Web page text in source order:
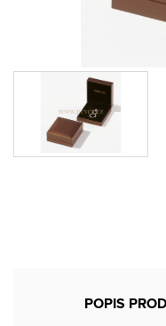
POPIS